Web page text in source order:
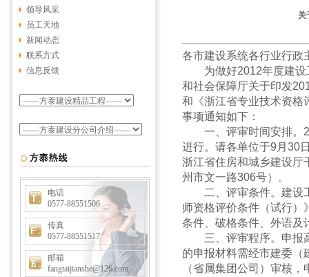
领导风采
员工天地
新闻动态
联系方式
信息反馈
电话
0577-88551506
传真
0577-88551517
邮箱
fangtaijianshe@126.com
关
各市建设系统各行业行政
为做好2012年度建设
和社会保障厅关于印发
和《浙江省专业技术资格
事项通知如下：
一、评审时间安排。
进行。请各单位于9月30
浙江省住房和城乡建设厅
州市文一路306号）。
二、评审条件。建设工
师资格评价条件（试行）
条件、破格条件、外语及
三、评审程序。申报高
的申报材料需经市建委（
（省属集团公司）审核